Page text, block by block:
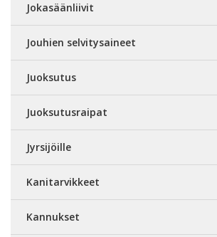
Jokasäänliivit
Jouhien selvitysaineet
Juoksutus
Juoksutusraipat
Jyrsijöille
Kanitarvikkeet
Kannukset